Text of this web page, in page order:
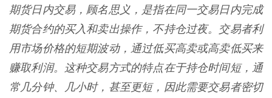
期货日内交易，顾名思义，是指在同一交易日内完成
期货合约的买入和卖出操作，不持仓过夜。交易者利
用市场价格的短期波动，通过低买高卖或高卖低买来
赚取利润。这种交易方式的特点在于持仓时间短，通
常几分钟、几小时，甚至更短，因此需要交易者密切